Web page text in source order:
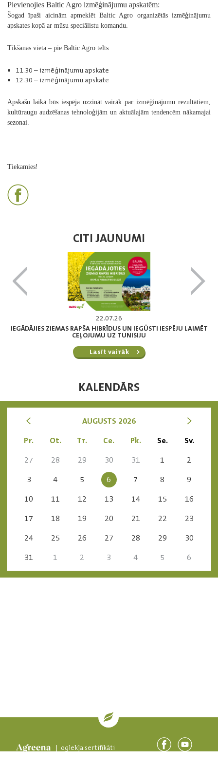
Pievienojies Baltic Agro izmēģinājumu apskatēm:
Šogad īpaši aicinām apmeklēt Baltic Agro organizētās izmēģinājumu
apskates kopā ar mūsu speciālistu komandu.
Tikšanās vieta – pie Baltic Agro telts
11.30 – izmēģinājumu apskate
12.30 – izmēģinājumu apskate
Apskašu laikā būs iespēja uzzināt vairāk par izmēģinājumu rezultātiem,
kultūraugu audzēšanas tehnoloģijām un aktuālajām tendencēm nākamajai
sezonai.
Tiekamies!
CITI JAUNUMI
22.07.26
IEGĀDĀJIES ZIEMAS RAPŠA HIBRĪDUS UN IEGŪSTI IESPĒJU LAIMĒT
CEĻOJUMU UZ TUNISIJU
Lasīt vairāk
KALENDĀRS
< AUGUSTS 2026 >
Pr. Ot. Tr. Ce. Pk. Se.
Sv.
27
28 29 30 31 1
2
3
4 5 6 7 8
9
10
11 12 13 14 15
16
17
18 19 20 21 22
23
24
25 26 27 28 29
30
31
1 2 3 4 5 6
| oglekļa sertifikāti